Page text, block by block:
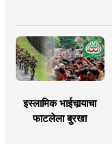
इस्लामिक भाईचार्‍याचा
फाटलेला बुरखा